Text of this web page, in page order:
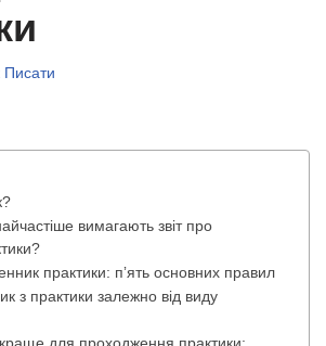
Писати
вимагають звіт про
практики: пʼять основних правил
з практики залежно від виду